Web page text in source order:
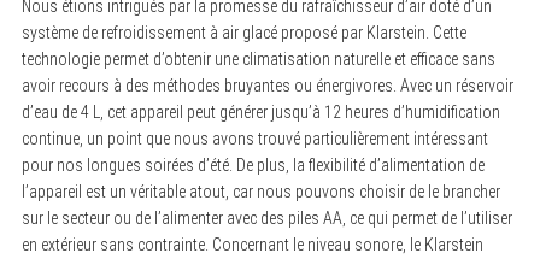
Nous étions intrigués par la promesse du rafraîchisseur d’air doté d’un
système de refroidissement à air glacé proposé par Klarstein. Cette
technologie permet d’obtenir une climatisation naturelle et efficace sans
avoir recours à des méthodes bruyantes ou énergivores. Avec un réservoir
d’eau de 4 L, cet appareil peut générer jusqu’à 12 heures d’humidification
continue, un point que nous avons trouvé particulièrement intéressant
pour nos longues soirées d’été. De plus, la flexibilité d’alimentation de
l’appareil est un véritable atout, car nous pouvons choisir de le brancher
sur le secteur ou de l’alimenter avec des piles AA, ce qui permet de l’utiliser
en extérieur sans contrainte. Concernant le niveau sonore, le Klarstein